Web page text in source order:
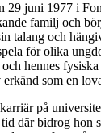
29 juni 1977 i
familj och
talang och
för olika
hennes
som en
på
där bidrog hon